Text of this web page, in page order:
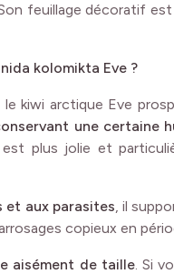
une certaine
est plus jolie et
copieux en
mal placées ou trop